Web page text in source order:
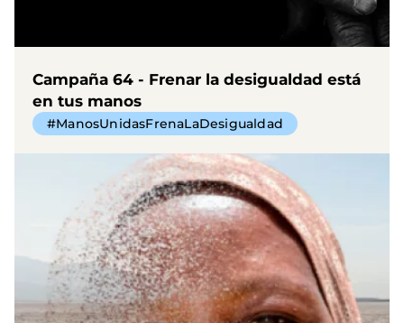
Campaña 64 - Frenar la desigualdad está
en tus manos
#ManosUnidasFrenaLaDesigualdad